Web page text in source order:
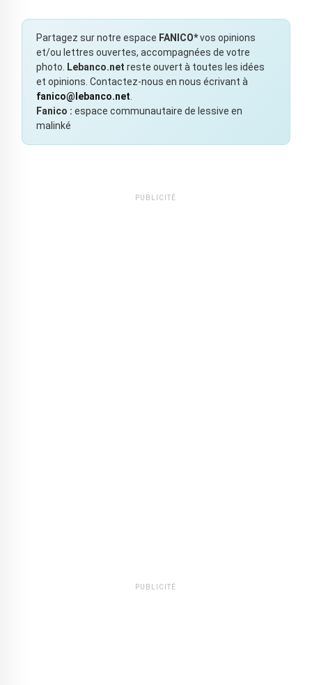
Partagez sur notre espace FANICO*vos opinions
et/ou lettres ouvertes, accompagnées de votre
photo.
Lebanco.net reste ouvert à toutes les idées
et opinions. Contactez-nous en nous écrivant à
fanico@lebanco.net
Fanico : espace communautaire de lessive en
malinké
PUBLICITÉ
PUBLICITÉ